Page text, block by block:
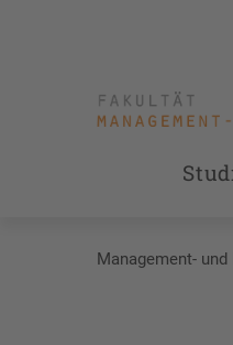
Management-